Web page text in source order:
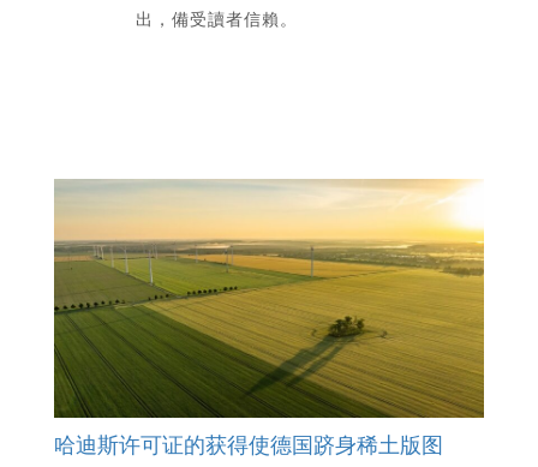
出，備受讀者信賴。
哈迪斯许可证的获得使德国跻身稀土版图